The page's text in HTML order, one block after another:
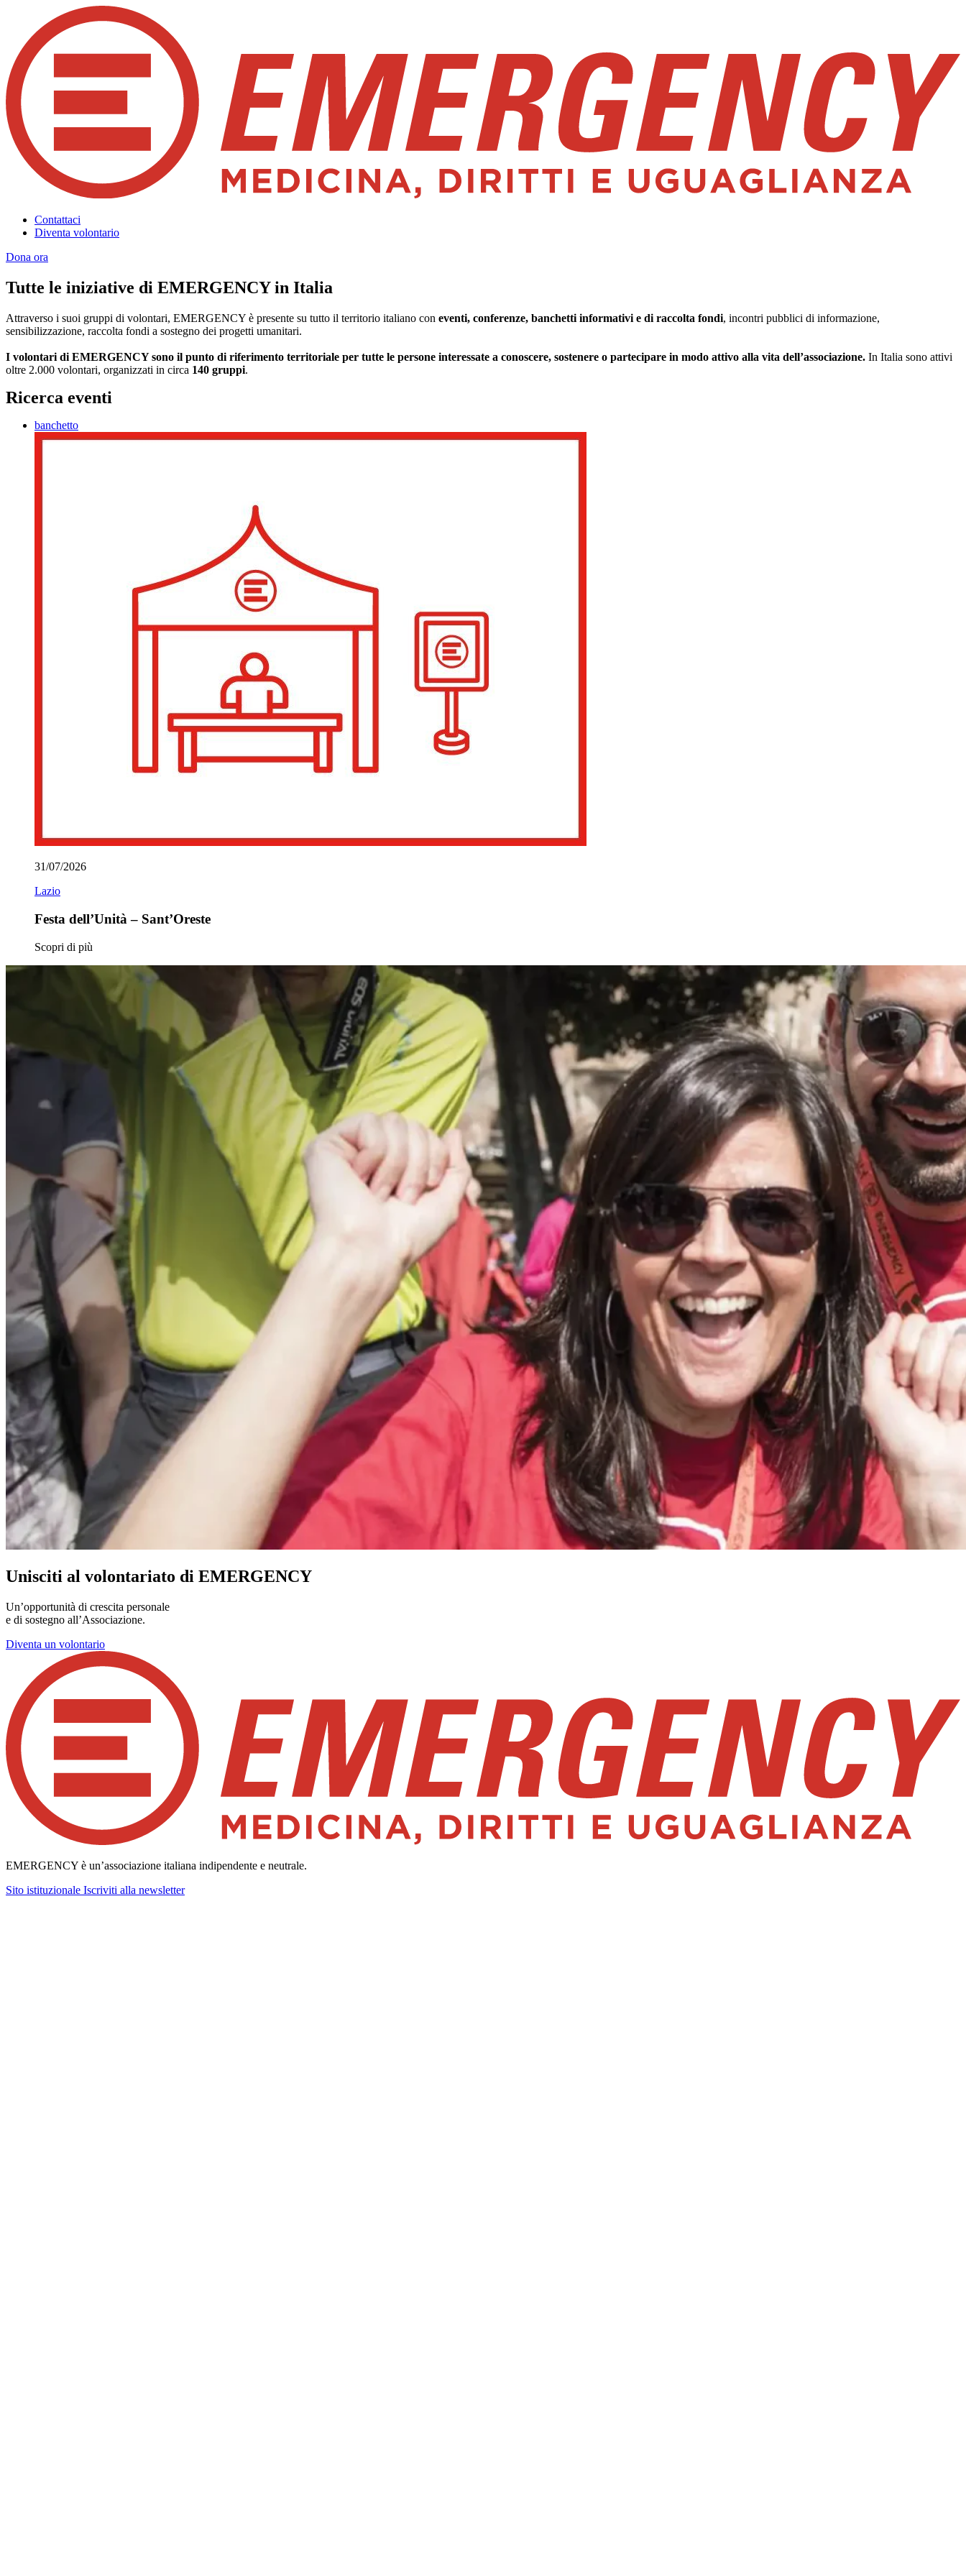
Contattaci
Diventa volontario
Dona ora
Tutte le iniziative di EMERGENCY in Italia
Attraverso i suoi gruppi di volontari, EMERGENCY è presente su tutto il territorio italiano con eventi, conferenze, banchetti informativi e di raccolta fondi, incontri pubblici di informazione,
sensibilizzazione, raccolta fondi a sostegno dei progetti umanitari.
I volontari di EMERGENCY sono il punto di riferimento territoriale per tutte le persone interessate a conoscere, sostenere o partecipare in modo attivo alla vita dell’associazione. In Italia sono attivi
oltre 2.000 volontari, organizzati in circa 140 gruppi.
Ricerca eventi
banchetto
31/07/2026
Lazio
Festa dell’Unità – Sant’Oreste
Scopri di più
Unisciti al volontariato di EMERGENCY
Un’opportunità di crescita personale
e di sostegno all’Associazione.
Diventa un volontario
EMERGENCY è un’associazione italiana indipendente e neutrale.
Sito istituzionale Iscriviti alla newsletter